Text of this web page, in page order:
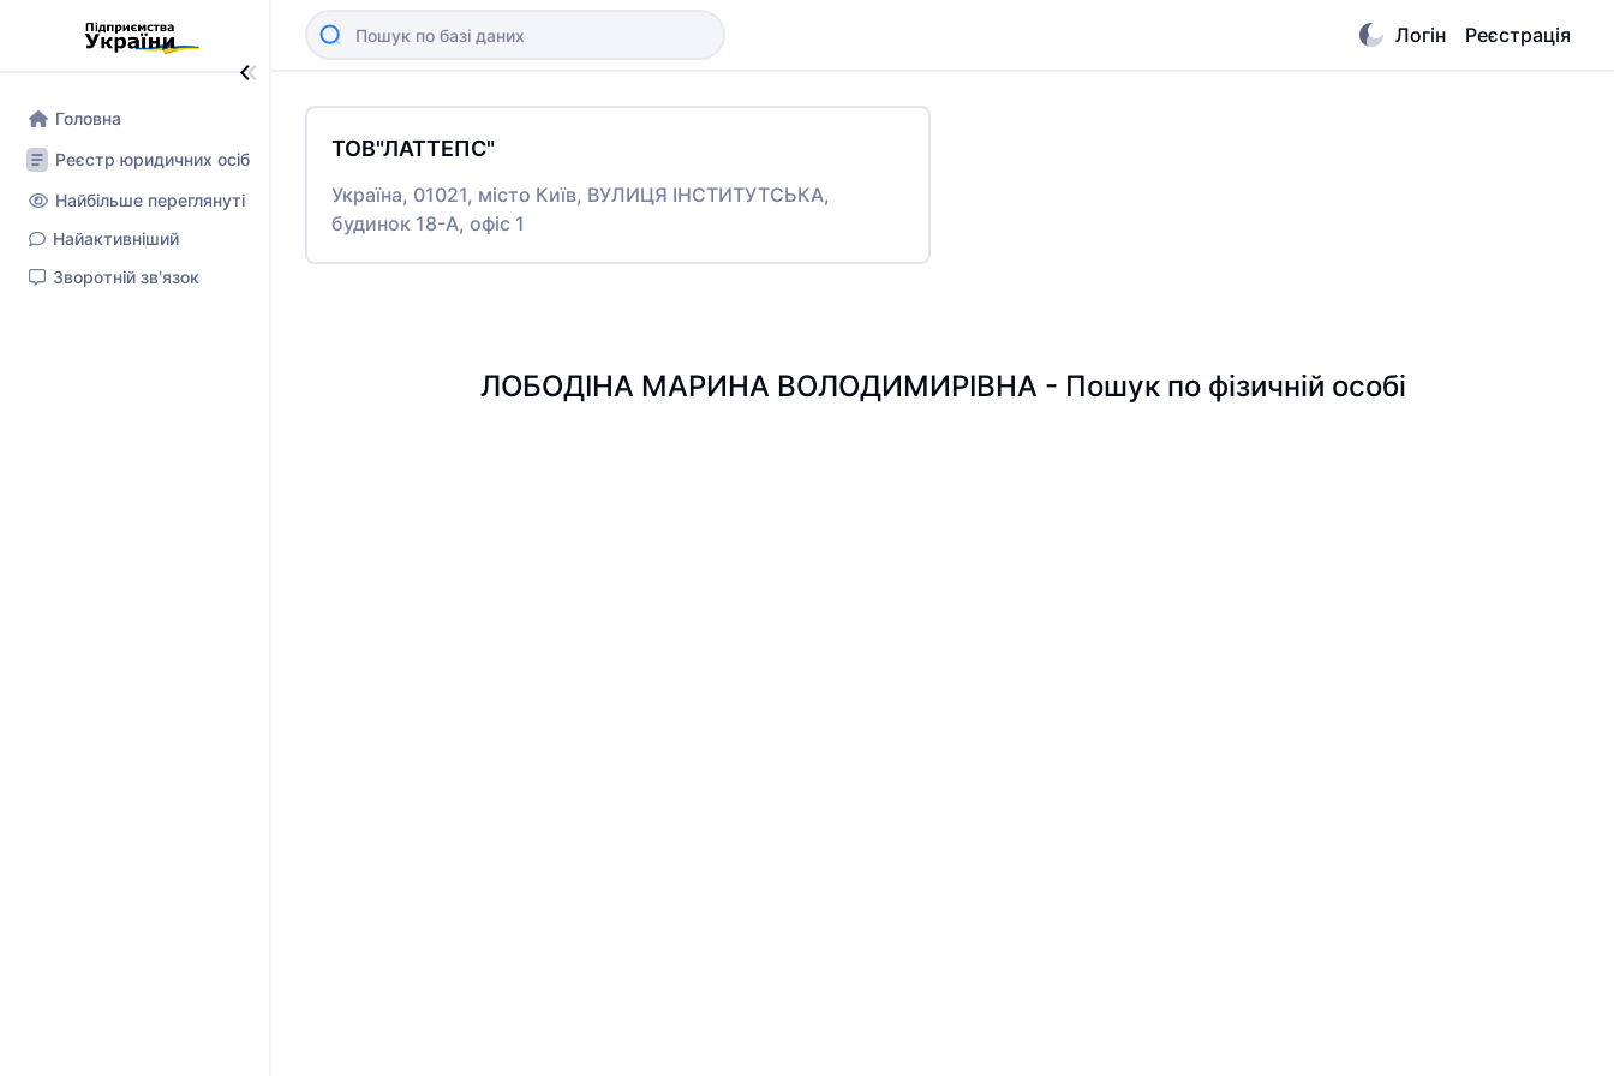
Головна
Реєстр юридичних осіб
Найбільше переглянуті
Найактивніший
Зворотній зв'язок
Логін Реєстрація
ТОВ"ЛАТТЕПС"
Україна, 01021, місто Київ, ВУЛИЦЯ ІНСТИТУТСЬКА,
будинок 18-А, офіс 1
ЛОБОДІНА МАРИНА ВОЛОДИМИРІВНА - Пошук по фізичній особі